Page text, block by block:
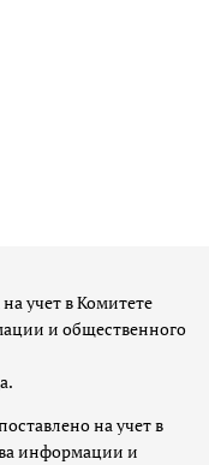
учет в Комитете
и общественного
на учет в
информации и